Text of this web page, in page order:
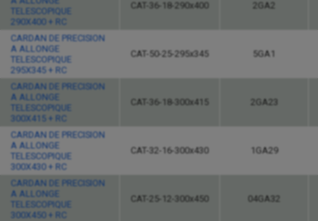
TELESCOPIQUE
290X400 + RC
CAT-36-18-290x400 2GA2
CARDAN DE PRECISION
A ALLONGE
TELESCOPIQUE
295X345 + RC
CAT-50-25-295x345 5GA1
CARDAN DE PRECISION
A ALLONGE
TELESCOPIQUE
300X415 + RC
CAT-36-18-300x415 2GA23
CARDAN DE PRECISION
A ALLONGE
TELESCOPIQUE
300X430 + RC
CAT-32-16-300x430 1GA29
CARDAN DE PRECISION
A ALLONGE
TELESCOPIQUE
300X450 + RC
CAT-25-12-300x450 04GA32